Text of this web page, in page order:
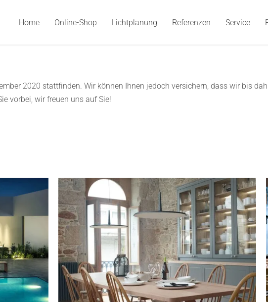
Home Online-Shop Lichtplanung Referenzen Service
2020 stattfinden. Wir können Ihnen jedoch versichern, dass wir bis
vorbei, wir freuen uns auf Sie!